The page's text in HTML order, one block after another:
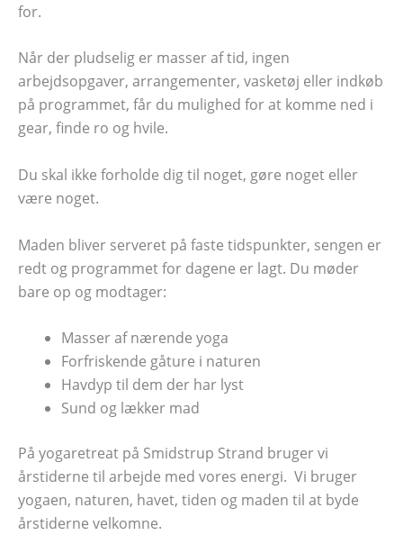
for.
Når der pludselig er masser af tid, ingen
arbejdsopgaver, arrangementer, vasketøj eller indkøb
på programmet, får du mulighed for at komme ned i
gear, finde ro og hvile.
Du skal ikke forholde dig til noget, gøre noget eller
være noget.
Maden bliver serveret på faste tidspunkter, sengen er
redt og programmet for dagene er lagt. Du møder
bare op og modtager:
Masser af nærende yoga
Forfriskende gåture i naturen
Havdyp til dem der har lyst
Sund og lækker mad
På yogaretreat på Smidstrup Strand bruger vi
årstiderne til arbejde med vores energi. Vi bruger
yogaen, naturen, havet, tiden og maden til at byde
årstiderne velkomne.